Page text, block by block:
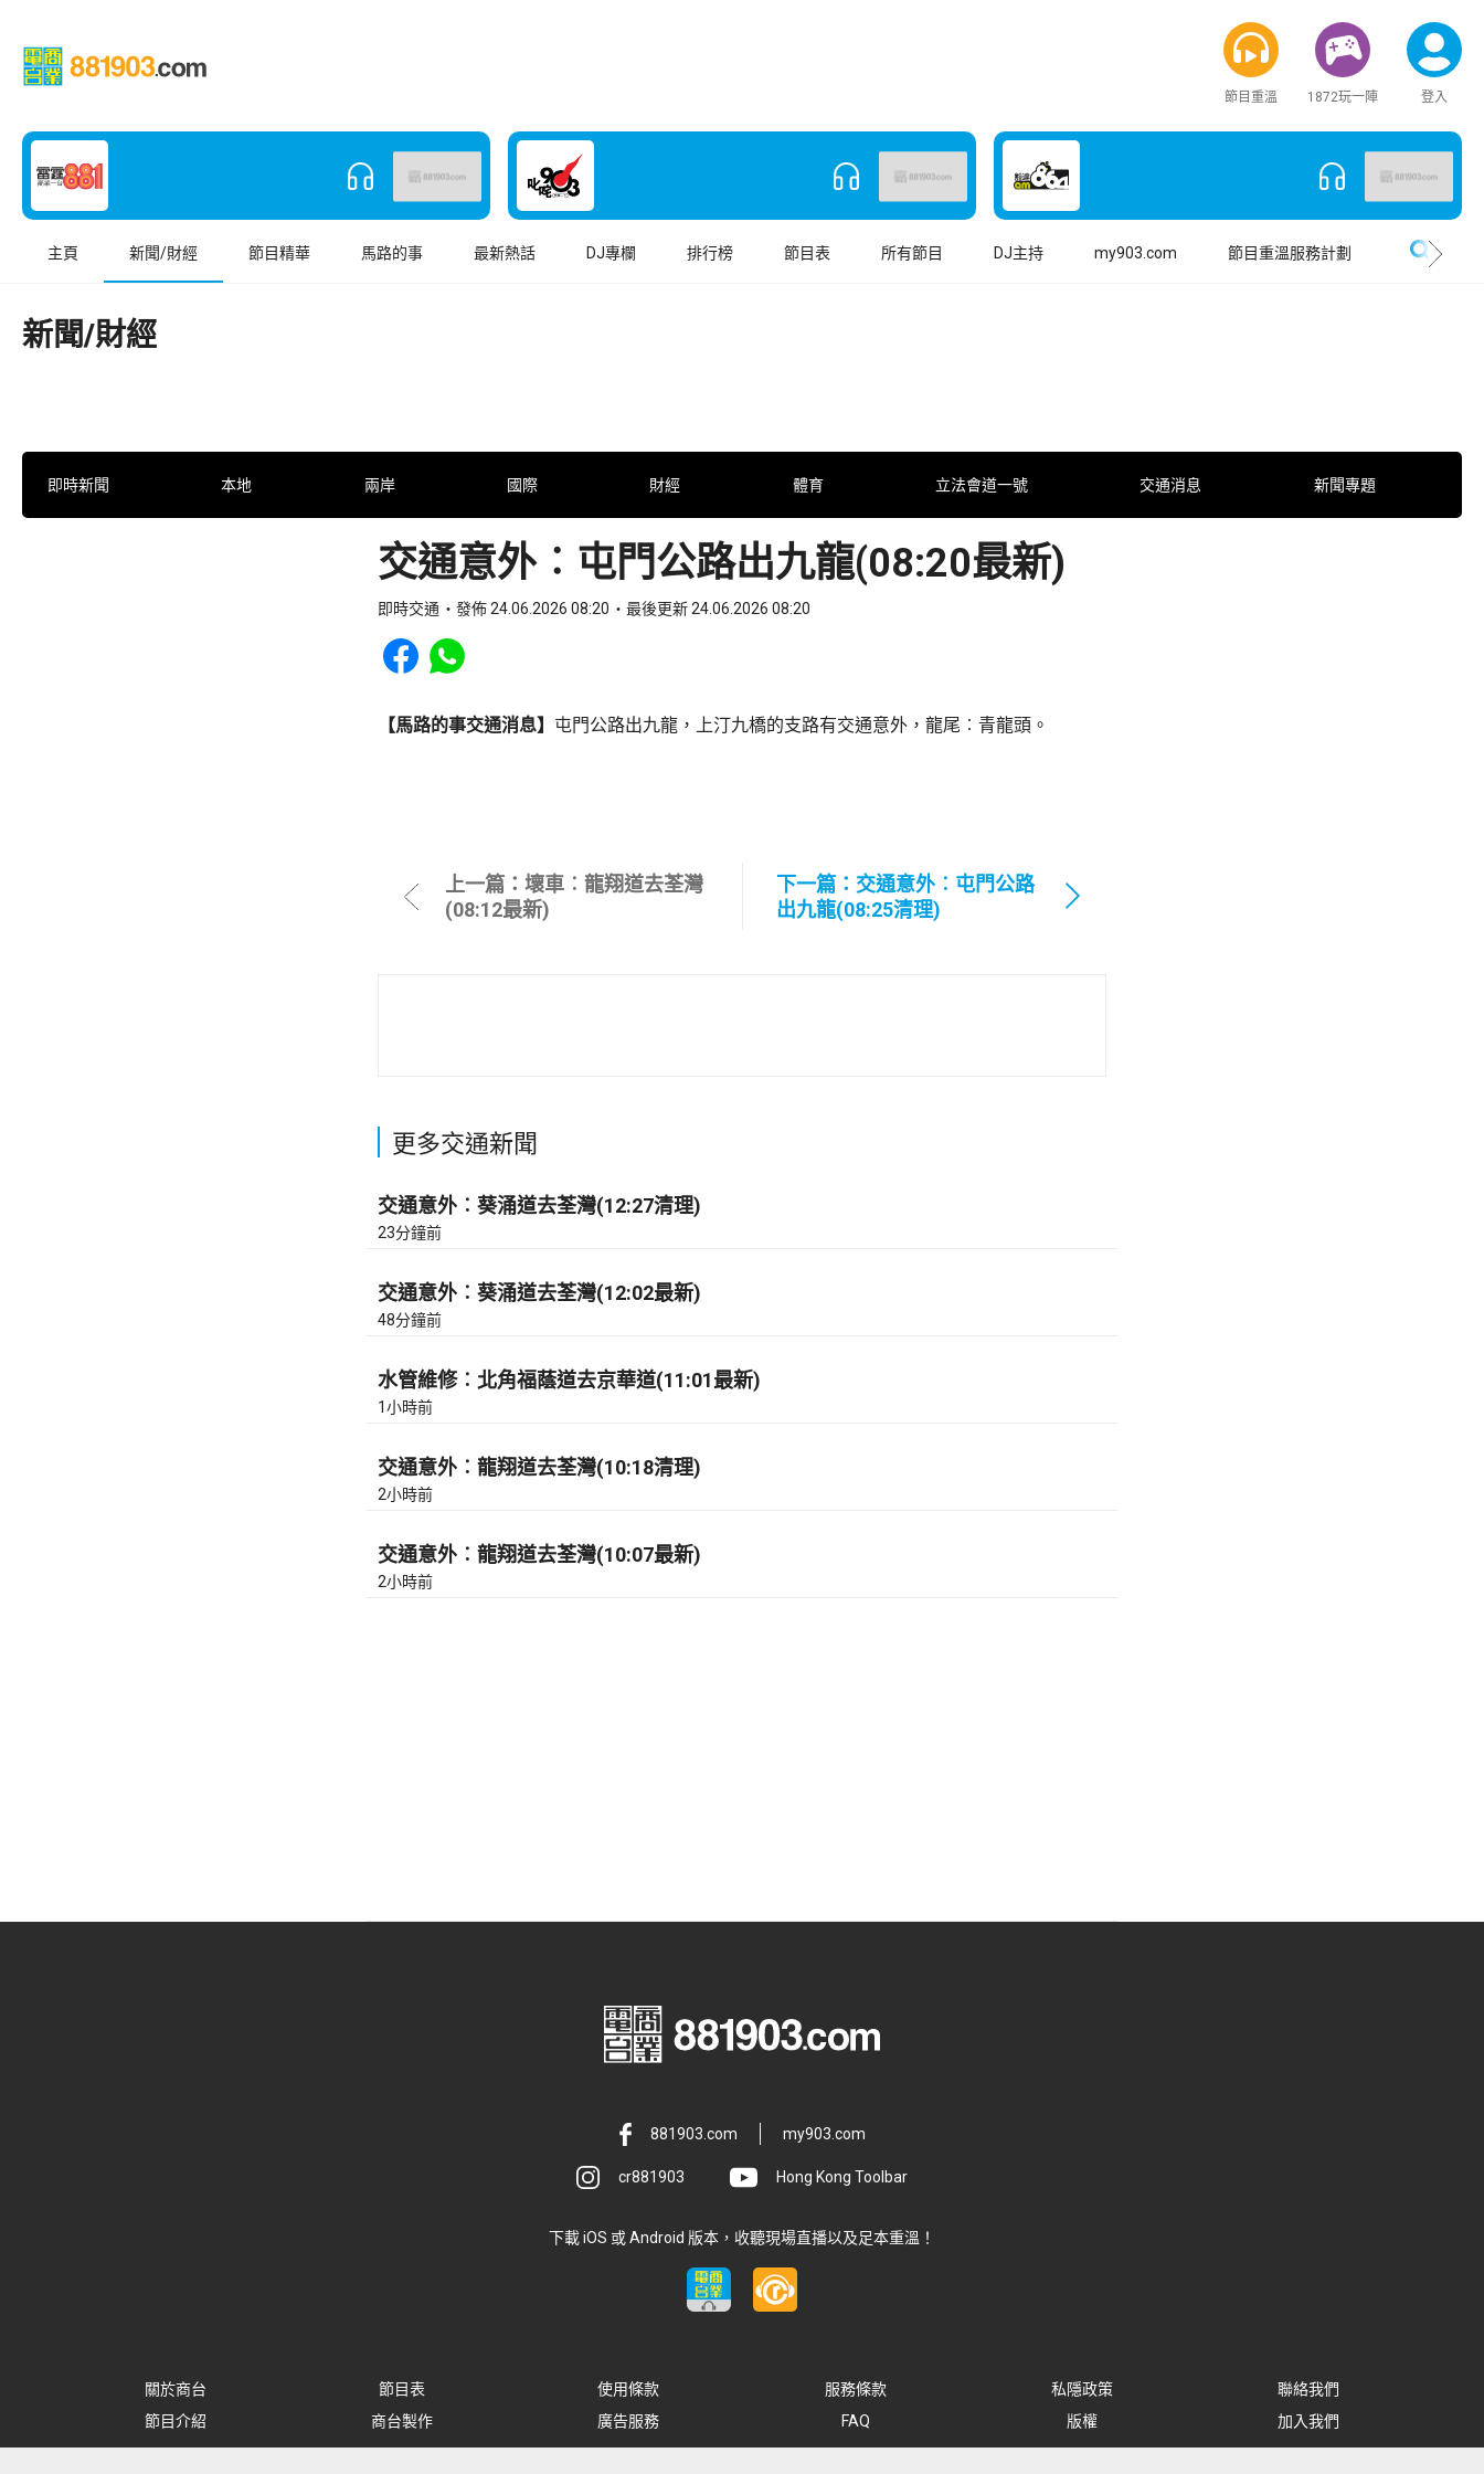
節目重溫 1872玩一陣 登入
主頁 新聞/財經 節目精華 馬路的事 最新熱話 DJ專欄 排行榜 節目表 所有節目 DJ主持 my903.com 節目重溫服務計劃
新聞/財經
即時新聞 本地 兩岸 國際 財經 體育 立法會道一號 交通消息 新聞專題
交通意外︰屯門公路出九龍(08:20最新)
即時交通 發佈 24.06.2026 08:20 最後更新 24.06.2026 08:20
Share to Facebook
Share to WhatsApp
【馬路的事交通消息】 屯門公路出九龍，上汀九橋的支路有交通意外，龍尾︰青龍頭。
上一篇：壞車︰龍翔道去荃灣
(08:12最新)
下一篇：交通意外︰屯門公路
出九龍(08:25清理)
更多交通新聞
交通意外︰葵涌道去荃灣(12:27清理)
23分鐘前
交通意外︰葵涌道去荃灣(12:02最新)
48分鐘前
水管維修︰北角福蔭道去京華道(11:01最新)
1小時前
交通意外︰龍翔道去荃灣(10:18清理)
2小時前
交通意外︰龍翔道去荃灣(10:07最新)
2小時前
881903.com my903.com
cr881903 Hong Kong Toolbar
下載 iOS 或 Android 版本，收聽現場直播以及足本重溫！
關於商台 節目表 使用條款 服務條款 私隱政策
聯絡我們
節目介紹
商台製作 廣告服務 FAQ 版權 加入我們